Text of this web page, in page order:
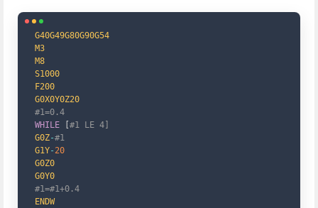
G40G49G80G90G54
M3
M8
S1000
F200
G0X0Y0Z20
#1=0.4
WHILE
#1 LE 4]
G0Z-#1
G1Y- 20
G0Z0
G0Y0
#1=#1+0.4
ENDW